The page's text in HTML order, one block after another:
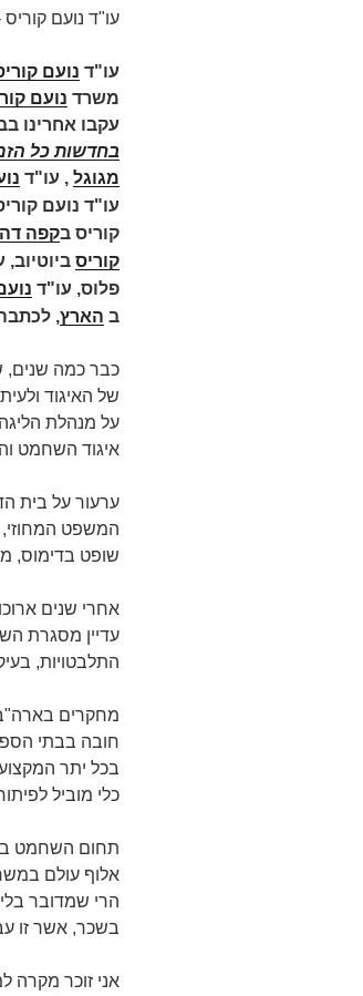
עו"ד נועם
עו"ד נועם
משרד נועם
עקבו אחרינו
בחדשות כל
מגוגל , עו"ד
עו"ד נועם
קוריס בקפה
קוריס ביוטיוב,
פלוס, עו"ד
ב הארץ,
כבר כמה שנים,
של האיגוד
על מנהלת הליגה
איגוד השחמט
ערעור על בית
המשפט המחוזי,
שופט בדימוס,
אחרי שנים
עדיין מסגרת
התלבטויות,
מחקרים
חובה בבתי
בכל יתר
כלי מוביל
תחום השחמט
אלוף עולם
הרי שמדובר
בשכר, אשר זו
אני זוכר מקרה